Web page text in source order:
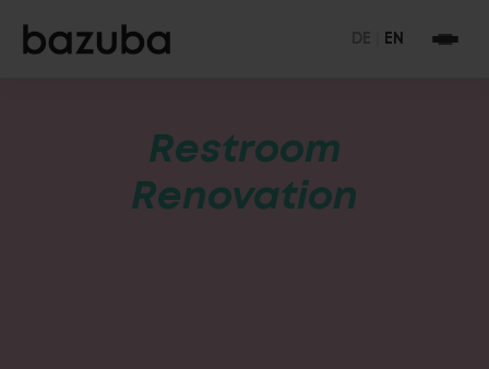
Restroom
Renovation
EN